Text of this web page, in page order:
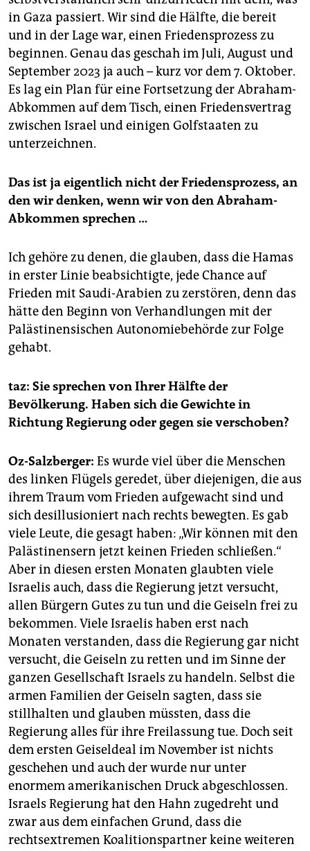
in Gaza passiert. Wir sind die Hälfte, die bereit
und in der Lage war, einen Friedensprozess zu
beginnen. Genau das geschah im Juli, August und
September 2023 ja auch – kurz vor dem 7. Oktober.
Es lag ein Plan für eine Fortsetzung der Abraham-
Abkommen auf dem Tisch, einen Friedensvertrag
zwischen Israel und einigen Golfstaaten zu
unterzeichnen.
Das ist ja eigentlich nicht der Friedensprozess, an
den wir denken, wenn wir von den Abraham-
Abkommen sprechen …
Ich gehöre zu denen, die glauben, dass die Hamas
in erster Linie beabsichtigte, jede Chance auf
Frieden mit Saudi-Arabien zu zerstören, denn das
hätte den Beginn von Verhandlungen mit der
Palästinensischen Autonomiebehörde zur Folge
gehabt.
taz: Sie sprechen von Ihrer Hälfte der
Bevölkerung. Haben sich die Gewichte in
Richtung Regierung oder gegen sie verschoben?
Oz-Salzberger: Es wurde viel über die Menschen
des linken Flügels geredet, über diejenigen, die aus
ihrem Traum vom Frieden aufgewacht sind und
sich desillusioniert nach rechts bewegten. Es gab
viele Leute, die gesagt haben: „Wir können mit den
Palästinensern jetzt keinen Frieden schließen.“
Aber in diesen ersten Monaten glaubten viele
Israelis auch, dass die Regierung jetzt versucht,
allen Bürgern Gutes zu tun und die Geiseln frei zu
bekommen. Viele Israelis haben erst nach
Monaten verstanden, dass die Regierung gar nicht
versucht, die Geiseln zu retten und im Sinne der
ganzen Gesellschaft Israels zu handeln. Selbst die
armen Familien der Geiseln sagten, dass sie
stillhalten und glauben müssten, dass die
Regierung alles für ihre Freilassung tue. Doch seit
dem ersten Geiseldeal im November ist nichts
geschehen und auch der wurde nur unter
enormem amerikanischen Druck abgeschlossen.
Israels Regierung hat den Hahn zugedreht und
zwar aus dem einfachen Grund, dass die
rechtsextremen Koalitionspartner keine weiteren